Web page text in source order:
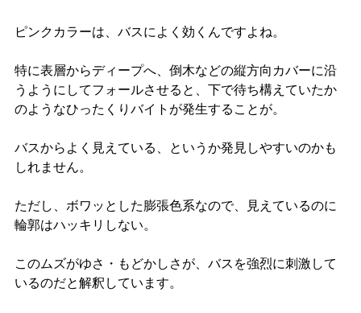
ピンクカラーは、バスによく効くんですよね。
特に表層からディープへ、倒木などの縦方向カバーに沿
うようにしてフォールさせると、下で待ち構えていたか
のようなひったくりバイトが発生することが。
バスからよく見えている、というか発見しやすいのかも
しれません。
ただし、ボワッとした膨張色系なので、見えているのに
輪郭はハッキリしない。
このムズがゆさ・もどかしさが、バスを強烈に刺激して
いるのだと解釈しています。